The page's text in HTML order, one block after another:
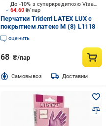
64.60₴/пар
До -10% з суперкредиткою Visa Вигода
Перчатки Trident LATEX LUX с
покрытием латекс M (8) L1118
оценить
68 ₴/пар
Cамовывоз Доставим